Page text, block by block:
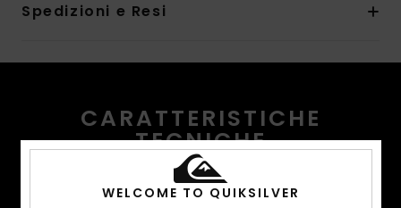
Spedizioni e Resi
CARATTERISTICHE
TECNICHE
Rimani al caldo. Rimani all’asciutto. Rimani
comodo. Per scivolare immersi fino alla vita in
WELCOME TO QUIKSILVER